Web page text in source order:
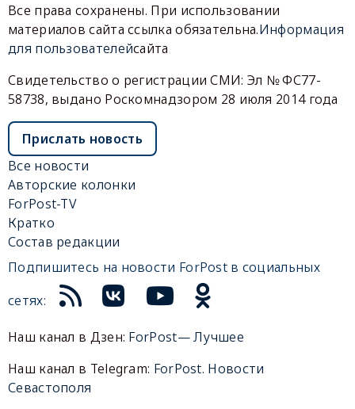
Все права сохранены. При использовании
материалов сайта ссылка обязательна.Информация
для пользователейсайта
Свидетельство о регистрации СМИ: Эл № ФС77-
58738, выдано Роскомнадзором 28 июля 2014 года
Прислать новость
Все новости
Авторские колонки
ForPost-TV
Кратко
Состав редакции
Подпишитесь на новости ForPost в социальных
сетях:
Наш канал в Дзен: ForPost— Лучшее
Наш канал в Telegram: ForPost. Новости
Севастополя